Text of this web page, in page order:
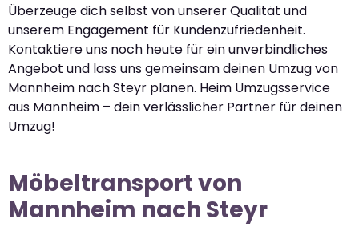
Überzeuge dich selbst von unserer Qualität und
unserem Engagement für Kundenzufriedenheit.
Kontaktiere uns noch heute für ein unverbindliches
Angebot und lass uns gemeinsam deinen Umzug von
Mannheim nach Steyr planen. Heim Umzugsservice
aus Mannheim – dein verlässlicher Partner für deinen
Umzug!
Möbeltransport von
Mannheim nach Steyr